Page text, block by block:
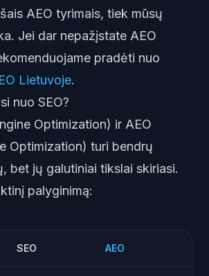
AEO tyrimais, tiek mūsų
Jei dar nepažįstate AEO
pradėti nuo
Lietuvoje.
nuo SEO?
Optimization) ir AEO
Optimization) turi bendrų
bet jų galutiniai tikslai skiriasi.
palyginimą:
SEO AEO